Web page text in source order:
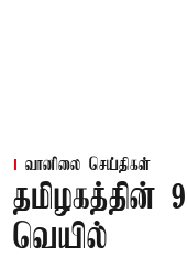
வானிலை செய்திகள்
தமிழகத்தின்
வெயில்